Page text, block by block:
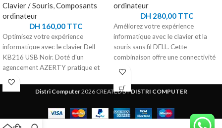
Clavier / Souris Composants
ordinateur
DH 160,00TTC
Optimisez votre expérience
informatique avec le clavier Dell
KB216 USB Noir. Doté d'un
agencement AZERTY pratique et
d'un clavier numérique intégré, ce
clavier avec fil vous offre une saisie
s'intègre parfaitement à n'importe
quel environnement de travail.
ordinateur
DH 280,00TTC
Améliorez votre expérience
informatique avec le clavier et la
souris sans fil DELL. Cette
combinaison offre une connectivité
sans fil fiable de 2,4 GHz grâce à son
récepteur USB. Le clavier, avec ses
touches silencieuses et ses
de contrôler facilement le volume et
de mettre en sourdine. La souris
Distri Computer2026 CREATED BYDISTRI COMPUTER